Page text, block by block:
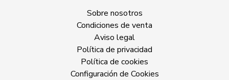
Sobre nosotros
Condiciones de venta
Aviso legal
Política de privacidad
Política de cookies
Configuración de Cookies